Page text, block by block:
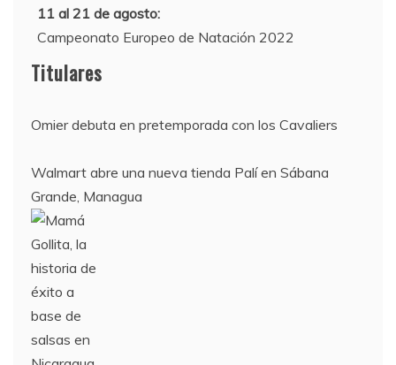
11 al 21 de agosto:
Campeonato Europeo de Natación 2022
12 de agosto:
Empieza La Liga 2022-2023
Titulares
Omier debuta en pretemporada con los Cavaliers
Walmart abre una nueva tienda Palí en Sábana
Grande, Managua